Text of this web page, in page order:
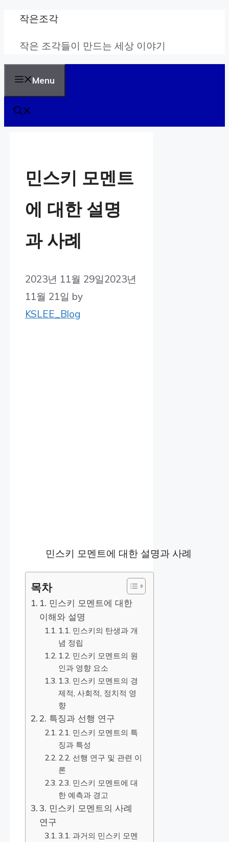
Skip
content
작은조각
작은 조각들이 만드는 세상 이야기
Menu
민스키 모멘트
에 대한 설명
과 사례
2023년 11월 29일2023년
11월 21일 by
KSLEE_Blog
민스키 모멘트에 대한 설명과 사례
목차
1. 민스키 모멘트에 대한
이해와 설명
1.1. 민스키의 탄생과 개
념 정립
1.2. 민스키 모멘트의 원
인과 영향 요소
1.3. 민스키 모멘트의 경
제적, 사회적, 정치적 영
향
2. 특징과 선행 연구
2.1. 민스키 모멘트의 특
징과 특성
2.2. 선행 연구 및 관련 이
론
2.3. 민스키 모멘트에 대
한 예측과 경고
3. 민스키 모멘트의 사례
연구
3.1. 과거의 민스키 모멘